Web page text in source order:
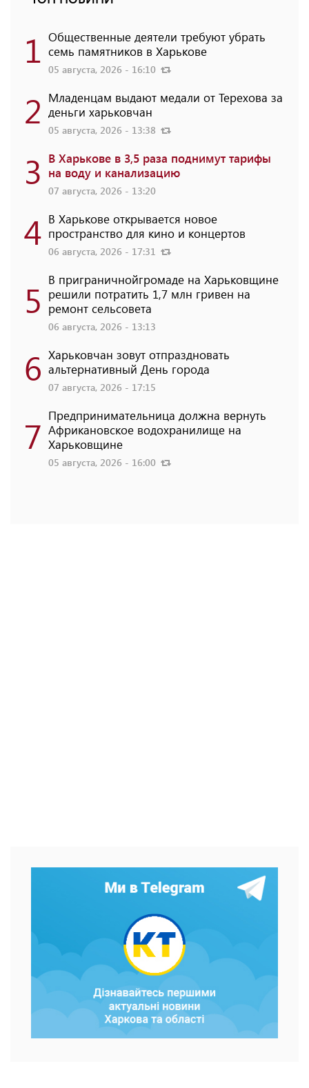
1 Общественные деятели требуют убрать
семь памятников в Харькове
05 августа, 2026 - 16:10
2 Младенцам выдают медали от Терехова за
деньги харьковчан
05 августа, 2026 - 13:38
3 В Харькове в 3,5 раза поднимут тарифы
на воду и канализацию
07 августа, 2026 - 13:20
4 В Харькове открывается новое
пространство для кино и концертов
06 августа, 2026 - 17:31
5 В приграничнойгромаде на Харьковщине
решили потратить 1,7 млн ​​гривен на
ремонт сельсовета
06 августа, 2026 - 13:13
6 Харьковчан зовут отпраздновать
альтернативный День города
07 августа, 2026 - 17:15
7 Предпринимательница должна вернуть
Африкановское водохранилище на
Харьковщине
05 августа, 2026 - 16:00